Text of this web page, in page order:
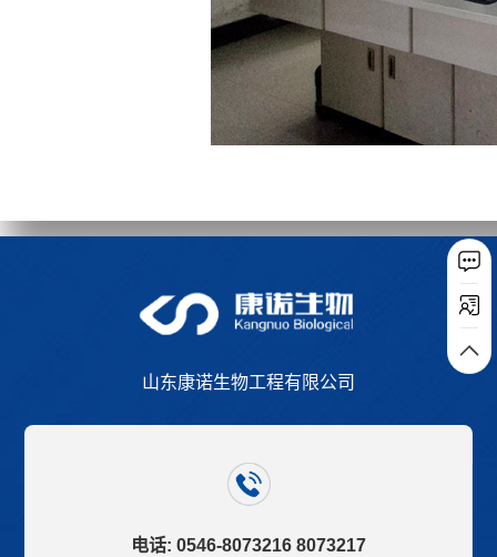
山东康诺生物工程有限公司
电话: 0546-8073216 8073217